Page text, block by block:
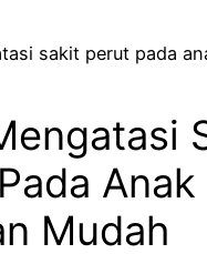
Anak
Mudah